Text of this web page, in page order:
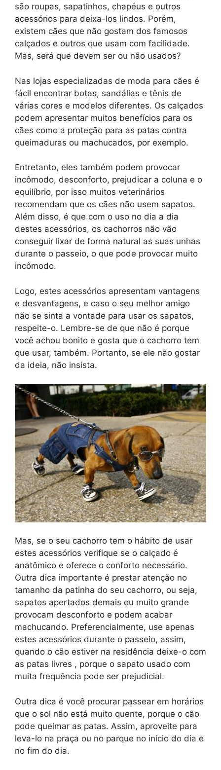
são roupas, sapatinhos, chapéus e outros
acessórios para deixa-los lindos. Porém,
existem cães que não gostam dos famosos
calçados e outros que usam com facilidade.
Mas, será que devem ser ou não usados?
Nas lojas especializadas de moda para cães é
fácil encontrar botas, sandálias e tênis de
várias cores e modelos diferentes. Os calçados
podem apresentar muitos benefícios para os
cães como a proteção para as patas contra
queimaduras ou machucados, por exemplo.
Entretanto, eles também podem provocar
incômodo, desconforto, prejudicar a coluna e o
equilíbrio, por isso muitos veterinários
recomendam que os cães não usem sapatos.
Além disso, é que com o uso no dia a dia
destes acessórios, os cachorros não vão
conseguir lixar de forma natural as suas unhas
durante o passeio, o que pode provocar muito
incômodo.
Logo, estes acessórios apresentam vantagens
e desvantagens, e caso o seu melhor amigo
não se sinta a vontade para usar os sapatos,
respeite-o. Lembre-se de que não é porque
você achou bonito e gosta que o cachorro tem
que usar, também. Portanto, se ele não gostar
da ideia, não insista.
Mas, se o seu cachorro tem o hábito de usar
estes acessórios verifique se o calçado é
anatômico e oferece o conforto necessário.
Outra dica importante é prestar atenção no
tamanho da patinha do seu cachorro, ou seja,
sapatos apertados demais ou muito grande
provocam desconforto e podem acabar
machucando. Preferencialmente, use apenas
estes acessórios durante o passeio, assim,
quando o cão estiver na residência deixe-o com
as patas livres , porque o sapato usado com
muita frequência pode ser prejudicial.
Outra dica é você procurar passear em horários
que o sol não está muito quente, porque o cão
pode queimar as patas. Assim, aproveite para
leva-lo na praça ou no parque no início do dia e
no fim do dia.